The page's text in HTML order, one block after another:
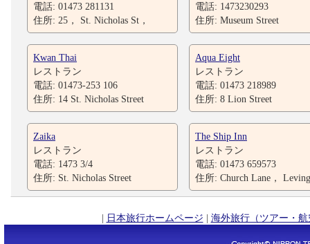
電話: 01473 281131
住所: 25， St. Nicholas St，
電話: 1473230293
住所: Museum Street
Kwan Thai
レストラン
電話: 01473-253 106
住所: 14 St. Nicholas Street
Aqua Eight
レストラン
電話: 01473 218989
住所: 8 Lion Street
Zaika
レストラン
電話: 1473 3/4
住所: St. Nicholas Street
The Ship Inn
レストラン
電話: 01473 659573
住所: Church Lane，
| 日本旅行ホームページ | 海外旅行（ツアー・航